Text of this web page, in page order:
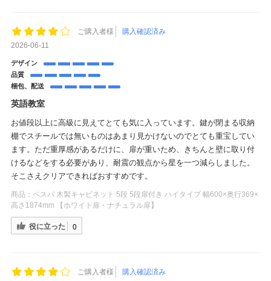
ご購入者様
購入確認済み
2026-06-11
デザイン
品質
梱包、配送
英語教室
お値段以上に高級に見えてとても気に入っています。鍵が閉まる収納
棚でスチールでは無いものはあまり見かけないのでとても重宝してい
ます。ただ重厚感があるだけに、扉が重いため、きちんと壁に取り付
けるなどをする必要があり、耐震の観点から星を一つ減らしました。
そこさえクリアできればおすすめです。
商品： ペスパ 木製キャビネット 5段 5段扉付き ハイタイプ 幅600×奥行369×
高さ1874mm 【ホワイト扉・ナチュラル扉】
役に立った 0
ご購入者様
購入確認済み